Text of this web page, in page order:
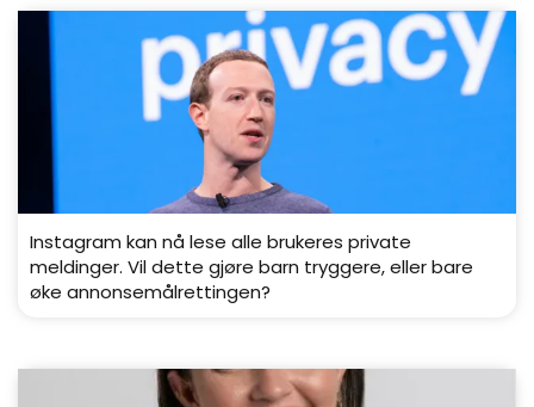
Instagram kan nå lese alle brukeres private
meldinger. Vil dette gjøre barn tryggere, eller bare
øke annonsemålrettingen?